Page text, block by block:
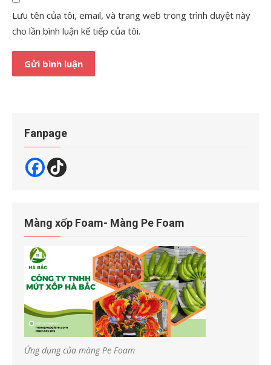
Lưu tên của tôi, email, và trang web trong trình duyệt này
cho lần bình luận kế tiếp của tôi.
Fanpage
Màng xốp Foam- Màng Pe Foam
Ứng dụng của màng Pe Foam